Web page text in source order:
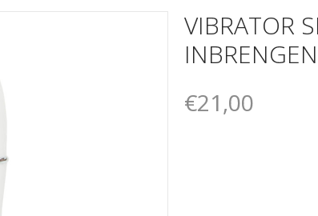
VIBRATOR
INBRENGEN
€21,00